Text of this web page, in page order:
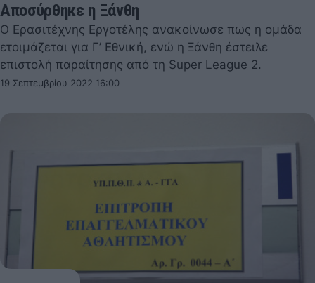
Αποσύρθηκε η Ξάνθη
Ο Ερασιτέχνης Εργοτέλης ανακοίνωσε πως η ομάδα
ετοιμάζεται για Γ’ Εθνική, ενώ η Ξάνθη έστειλε
επιστολή παραίτησης από τη Super League 2.
19 Σεπτεμβρίου 2022 16:00